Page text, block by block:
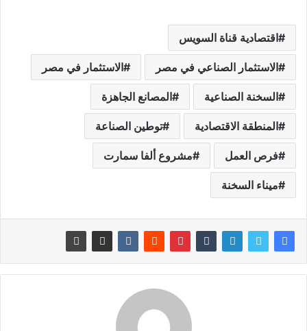
اقتصادية قناة السويس
الاستثمار الصناعي في مصر الاستثمار في مصر
السخنة الصناعية المصانع الجاهزة
المنطقة الاقتصادية توطين الصناعة
فرص العمل مشروع ألفا سمارت
ميناء السخنة